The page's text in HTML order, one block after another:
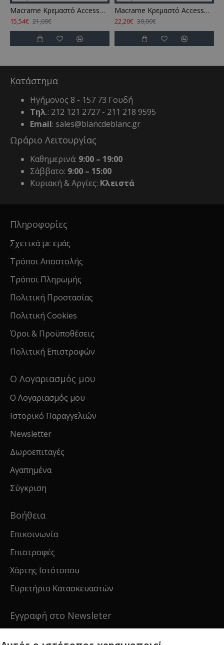
Macrame Κρεμαστό Accessories Amarosa Cotton Rythmos (35x45) 1Τεμ
15,54€ 21,00€
Macrame Κρεμαστό Accessories Amarosa Cotton Rythmos (50x50) 1Τεμ
22,20€ 30,00€
Κατάστημα
Ηγήμονος 8 - 157 73 Γουδή
Τηλ.: 212 121 2727 - 211 218 9595
Email: sales@blancdeblanc.gr
Ωράριο Λειτουργίας
Καθημερινά: 9:00 – 19:00
Σάββατο: 9:00 – 15:00
Κυριακή & Αργίες: Κλειστά
Πληροφορίες
Σχετικά με εμάς
Τρόποι Αποστολής
Τρόποι Πληρωμής
Πολιτική Προστασίας
Πολιτική Cookies
Όροι & Προϋποθέσεις
Πολιτική Επιστροφών
Ο Λογαριασμός μου
Ο Λογαριασμός μου
Ιστορικό Παραγγελιών
Newsletter
Δωροεπιταγές
Αγαπημένα
Σύγκριση
Βοήθεια
Επικοινωνία
Επιστροφές
Χάρτης Ιστότοπου
Ευρετήριο Κατασκευαστών
Εγγραφή στο Newsleter
Εγγραφείτε για νέα και ειδικές προσφορές!